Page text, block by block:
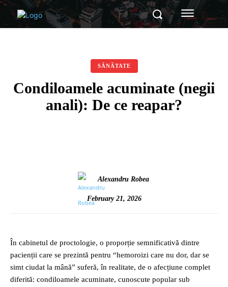
SĂNĂTATE
Condiloamele acuminate (negii
anali): De ce reapar?
Alexandru Robea
February 21, 2026
În cabinetul de proctologie, o proporție semnificativă dintre
pacienții care se prezintă pentru “hemoroizi care nu dor, dar se
simt ciudat la mână” suferă, în realitate, de o afecțiune complet
diferită: condiloamele acuminate, cunoscute popular sub